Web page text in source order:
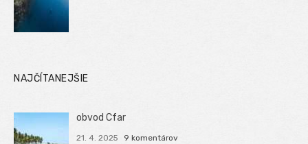
NAJČÍTANEJŠIE
obvod Cfar
21. 4. 2025 9 komentárov